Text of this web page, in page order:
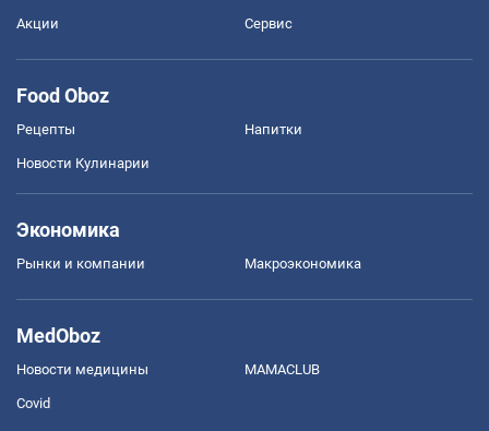
Акции Сервис
Food Oboz
Рецепты Напитки
Новости Кулинарии
Экономика
Рынки и компании Mакроэкономика
MedOboz
Новости медицины MAMACLUB
Covid